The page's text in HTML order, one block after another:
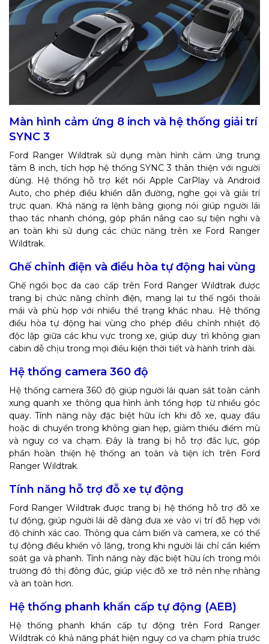
Màn hình cảm ứng 8 inch và hệ thống giải trí
SYNC 3
Ford Ranger Wildtrak sử dụng màn hình cảm ứng trung
tâm 8 inch, tích hợp hệ thống SYNC 3 thân thiện với người
dùng. Hệ thống hỗ trợ kết nối Apple CarPlay và Android
Auto, cho phép điều khiển dẫn đường, nghe gọi và giải trí
trực quan. Khả năng ra lệnh bằng giọng nói giúp người lái
thao tác nhanh chóng, góp phần nâng cao sự tiện nghi và
an toàn khi sử dụng các chức năng trên xe Ford Ranger
Wildtrak.
Ghế chỉnh điện và điều hòa tự động hai vùng
Ghế ngồi bọc da cao cấp trên Ford Ranger Wildtrak được
trang bị chức năng chỉnh điện, mang lại tư thế ngồi thoải
mái và phù hợp với nhiều thể trạng khác nhau. Hệ thống
điều hòa tự động hai vùng cho phép điều chỉnh nhiệt độ
độc lập giữa các khu vực trong xe, giúp duy trì không gian
cabin dễ chịu trong mọi điều kiện thời tiết và hành trình dài.
Hệ thống camera 360 độ
Hệ thống camera 360 độ giúp người lái quan sát toàn cảnh
xung quanh xe thông qua hình ảnh tổng hợp từ nhiều góc
quay. Tính năng này đặc biệt hữu ích khi đỗ xe, quay đầu
hoặc di chuyển trong không gian hẹp, giảm thiểu điểm mù
và nguy cơ va chạm. Đây là trang bị hỗ trợ đắc lực, góp
phần hoàn thiện hệ thống an toàn và tiện ích trên Ford
Ranger Wildtrak.
Tính năng hỗ trợ đỗ xe tự động
Ford Ranger Wildtrak được trang bị hệ thống hỗ trợ đỗ xe
tự động, giúp người lái dễ dàng đưa xe vào vị trí đỗ hẹp với
độ chính xác cao. Thông qua cảm biến và camera, xe có thể
tự động điều khiển vô lăng, trong khi người lái chỉ cần kiểm
soát ga và phanh. Tính năng này đặc biệt hữu ích trong môi
trường đô thị đông đúc, giúp việc đỗ xe trở nên nhẹ nhàng
và an toàn hơn.
Hệ thống phanh khẩn cấp tự động (AEB)
Hệ thống phanh khẩn cấp tự động trên Ford Ranger
Wildtrak có khả năng phát hiện nguy cơ va chạm phía trước